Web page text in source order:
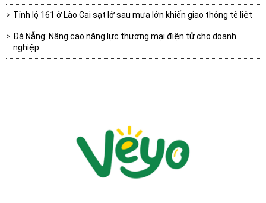
Tỉnh lộ 161 ở Lào Cai sạt lở sau mưa lớn khiến giao thông tê liệt
Đà Nẵng: Nâng cao năng lực thương mại điện tử cho doanh
nghiệp